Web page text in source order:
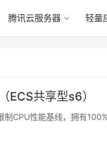
腾讯云服务器 轻量
共享型s6）
CPU性能基线，拥有